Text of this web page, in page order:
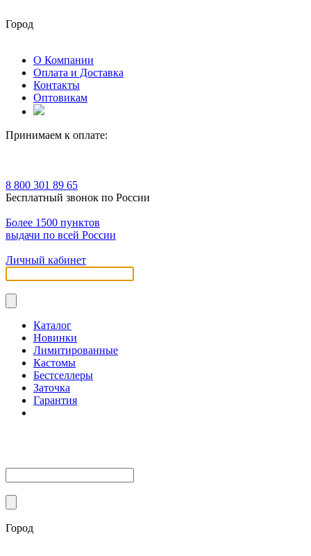
Город
О Компании
Оплата и Доставка
Контакты
Оптовикам
Принимаем к оплате:
8 800 301 89 65
Бесплатный звонок по России
Более 1500 пунктов
выдачи по всей России
Личный кабинет
Каталог
Новинки
Лимитированные
Кастомы
Бестселлеры
Заточка
Гарантия
Город